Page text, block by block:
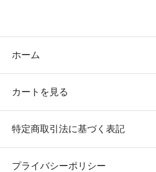
ホーム
カートを見る
特定商取引法に基づく表記
プライバシーポリシー